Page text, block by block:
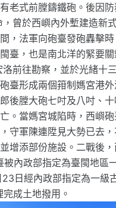
老式前膛鑄鐵砲。後因
曾於西嶼內外塹建造新
，法軍向砲臺發砲轟擊
臺，也是南北洋的緊要
前往勘察，並於光緒十
臺形成兩個箝制媽宮港
後膛大砲七吋及八吋、
。當媽宮城陷時，西嶼
守軍陳連陞見大勢已去
增添部份施設。二戰後
內政部指定為臺閩地區
日經內政部指定為一級
成土地撥用。